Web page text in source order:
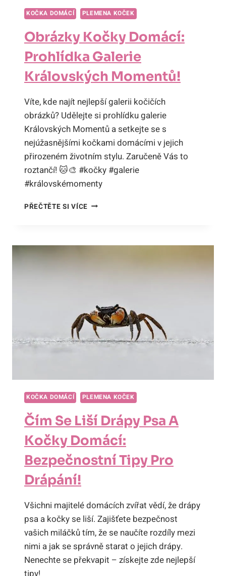
KOČKA DOMÁCÍ PLEMENA KOČEK
Obrázky Kočky Domácí:
Prohlídka Galerie
Královských Momentů!
Víte, kde najít nejlepší galerii kočičích
obrázků? Udělejte si prohlídku galerie
Královských Momentů a setkejte se s
nejúžasnějšími kočkami domácími v jejich
přirozeném životním stylu. Zaručeně Vás to
roztančí! 🐱🎨 #kočky #galerie
#královskémomenty
PŘEČTĚTE SI VÍCEOBRÁZKY
GALERIE
KOČKA DOMÁCÍ PLEMENA KOČEK
Čím Se Liší Drápy Psa A
Kočky Domácí:
Bezpečnostní Tipy Pro
Drápání!
Všichni majitelé domácích zvířat vědí, že drápy
psa a kočky se liší. Zajišťete bezpečnost
vašich miláčků tím, že se naučíte rozdíly mezi
nimi a jak se správně starat o jejich drápy.
Nenechte se překvapit – získejte zde nejlepší